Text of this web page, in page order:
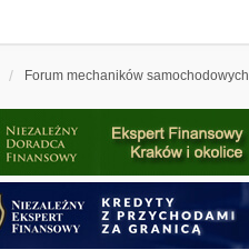
Forum mechaników samochodowych